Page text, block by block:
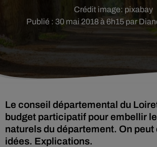
Publié : 30 mai 2018 à 6h15 par
Crédit image: pixabay
Le conseil départemental du
budget participatif pour embellir
naturels du département. On peut
idées. Explications.